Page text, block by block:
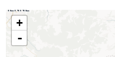
+
-